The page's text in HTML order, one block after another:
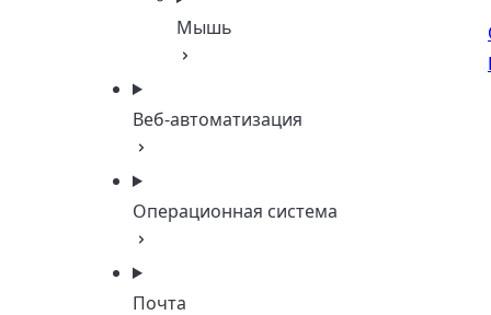
Мышь
Веб-автоматизация
Операционная система
Почта